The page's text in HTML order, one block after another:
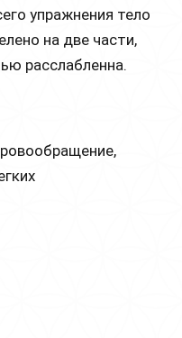
упражнения тело
на две части,
расслабленна.